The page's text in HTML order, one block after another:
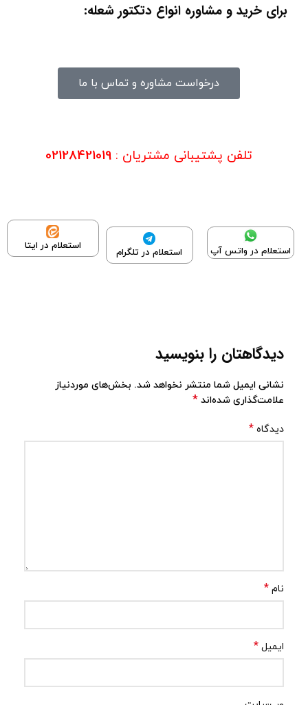
برای خرید و مشاوره انواع دتکتور شعله:
درخواست مشاوره و تماس با ما
تلفن پشتیبانی مشتریان : 02128421019
استعلام در واتس آپ استعلام در تلگرام
استعلام در ایتا
دیدگاهتان را بنویسید
نشانی ایمیل شما منتشر نخواهد شد. بخش‌های موردنیاز
علامت‌گذاری شده‌اند *
دیدگاه *
نام *
ایمیل *